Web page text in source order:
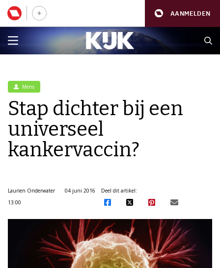
AANMELDEN
Mens
Stap dichter bij een
universeel
kankervaccin?
Laurien Onderwater
04 juni 2016
13:00
Deel dit artikel: